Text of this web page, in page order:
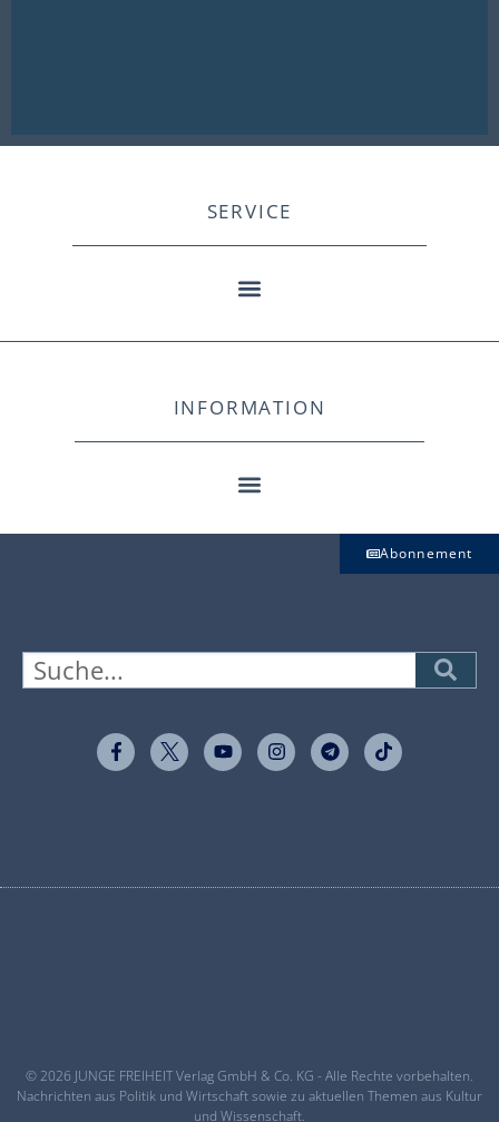
SERVICE
INFORMATION
Abonnement
© 2026 JUNGE FREIHEIT Verlag GmbH & Co. KG - Alle Rechte vorbehalten.
Nachrichten aus Politik und Wirtschaft sowie zu aktuellen Themen aus Kultur
und Wissenschaft.